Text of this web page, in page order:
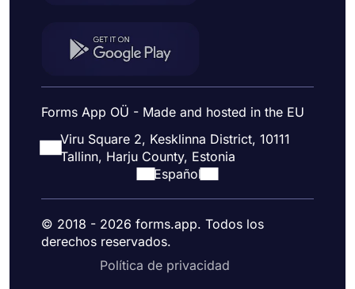
Forms App OÜ - Made and hosted in the EU
Viru Square 2, Kesklinna District, 10111
Tallinn, Harju County, Estonia
Español
© 2018 - 2026 forms.app. Todos los
derechos reservados.
Política de privacidad